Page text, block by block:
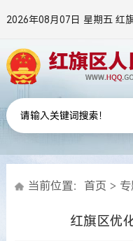
2026年08月07日 星期五 红
当前位置： 首页 >
红旗区优